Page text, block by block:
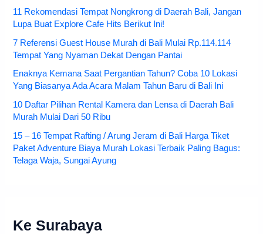
11 Rekomendasi Tempat Nongkrong di Daerah Bali, Jangan
Lupa Buat Explore Cafe Hits Berikut Ini!
7 Referensi Guest House Murah di Bali Mulai Rp.114.114
Tempat Yang Nyaman Dekat Dengan Pantai
Enaknya Kemana Saat Pergantian Tahun? Coba 10 Lokasi
Yang Biasanya Ada Acara Malam Tahun Baru di Bali Ini
10 Daftar Pilihan Rental Kamera dan Lensa di Daerah Bali
Murah Mulai Dari 50 Ribu
15 – 16 Tempat Rafting / Arung Jeram di Bali Harga Tiket
Paket Adventure Biaya Murah Lokasi Terbaik Paling Bagus:
Telaga Waja, Sungai Ayung
Ke Surabaya